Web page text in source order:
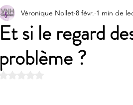
Et si le regard
problème ?
Véronique Nollet 8 févr. 1 min de